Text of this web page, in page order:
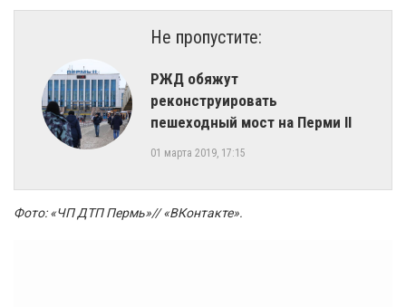
Не пропустите:
РЖД обяжут
реконструировать
пешеходный мост на Перми II
01 марта 2019, 17:15
Фото: «ЧП ДТП Пермь»// «ВКонтакте».